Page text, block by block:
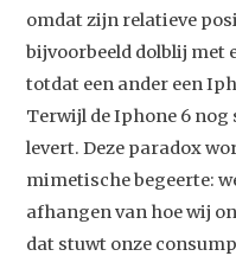
omdat zijn relatieve
bijvoorbeeld dolblij met
totdat een ander een
Terwijl de Iphone 6 nog
levert. Deze paradox
mimetische begeerte:
afhangen van hoe wij
dat stuwt onze